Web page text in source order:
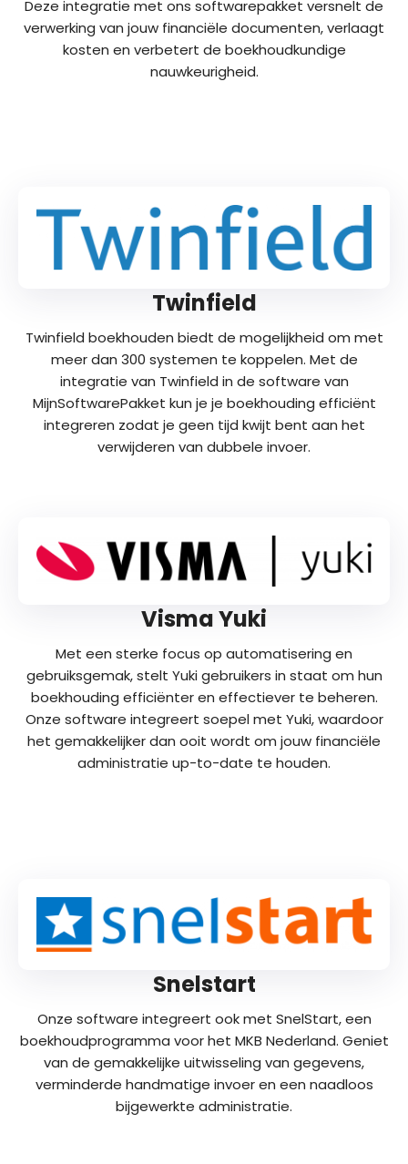
Deze integratie met ons softwarepakket versnelt de
verwerking van jouw financiële documenten, verlaagt
kosten en verbetert de boekhoudkundige
nauwkeurigheid.
Twinfield
Twinfield boekhouden biedt de mogelijkheid om met
meer dan 300 systemen te koppelen. Met de
integratie van Twinfield in de software van
MijnSoftwarePakket kun je je boekhouding efficiënt
integreren zodat je geen tijd kwijt bent aan het
verwijderen van dubbele invoer.
Visma Yuki
Met een sterke focus op automatisering en
gebruiksgemak, stelt Yuki gebruikers in staat om hun
boekhouding efficiënter en effectiever te beheren.
Onze software integreert soepel met Yuki, waardoor
het gemakkelijker dan ooit wordt om jouw financiële
administratie up-to-date te houden.
Snelstart
Onze software integreert ook met SnelStart, een
boekhoudprogramma voor het MKB Nederland. Geniet
van de gemakkelijke uitwisseling van gegevens,
verminderde handmatige invoer en een naadloos
bijgewerkte administratie.